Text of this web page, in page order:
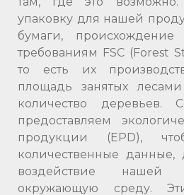
упаковку для нашей
бумаги, происхождение
требованиям FSC (Forest
то есть их
площадь занятых
количество деревьев.
предоставляем
продукции (EPD),
количественные
воздействие
окружающую среду.